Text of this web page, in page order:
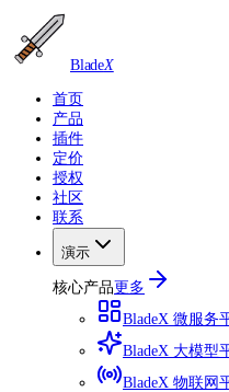
BladeX
首页
产品
插件
定价
授权
社区
联系
演示
核心产品更多
BladeX 微服务
BladeX 大模型
BladeX 物联网